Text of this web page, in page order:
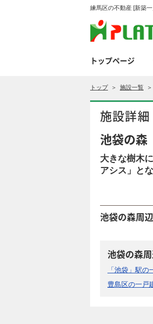
練馬区の不動産 [新築
トップページ
トップ＞ 施設一覧 ＞
施設詳細
池袋の森
大きな樹木
アシス」と
池袋の森周
池袋の森
「池袋」駅
豊島区の一戸